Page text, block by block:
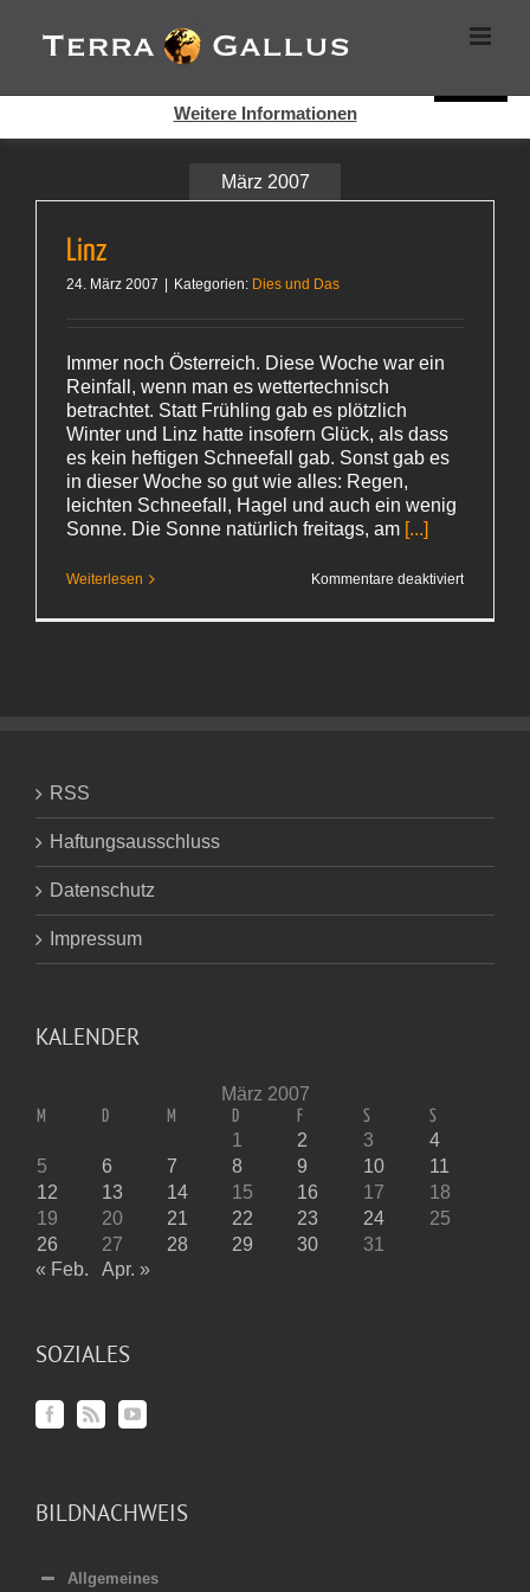
Inhalt
springen
März 2007
Linz
24. März 2007 Kategorien: Dies und Das
Immer noch Österreich. Diese Woche war ein
Reinfall, wenn man es wettertechnisch
betrachtet. Statt Frühling gab es plötzlich
Winter und Linz hatte insofern Glück, als dass
es kein heftigen Schneefall gab. Sonst gab es
in dieser Woche so gut wie alles: Regen,
leichten Schneefall, Hagel und auch ein wenig
Sonne. Die Sonne natürlich freitags, am [...]
Weiterlesen Kommentare deaktiviertfür
RSS
Haftungsausschluss
Datenschutz
Impressum
KALENDER
März 2007
M D M D F S S
1 2 3
4
5
6 7 8 9 10
11
12
13 14 15 16 17
18
19
20 21 22 23 24
25
26
27 28 29 30
31
« Feb.
Apr. »
SOZIALES
BILDNACHWEIS
Allgemeines
Cookies helfen auf auf dieser Seite bei der Bereitstellung der
Dienste. Durch die Nutzung dieser Webseite erklären Sie sich
Weitere Informationen